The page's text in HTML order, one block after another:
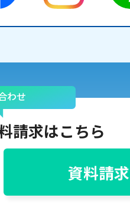
わせ
請求はこちら
資料請